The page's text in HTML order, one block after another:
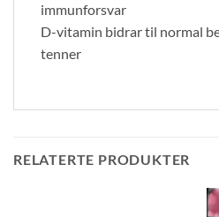
immunforsvar
D-vitamin bidrar til normal
tenner
RELATERTE PRODUKTER